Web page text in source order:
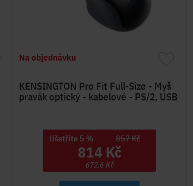
Na objednávku
KENSINGTON Pro Fit Full-Size - Myš
pravák optický - kabelové - PS/2, USB
Ušetříte 5 % 857 Kč
814 Kč
672.6 Kč